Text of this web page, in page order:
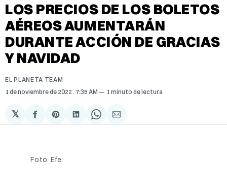
LOS PRECIOS DE LOS BOLETOS
AÉREOS AUMENTARÁN
DURANTE ACCIÓN DE GRACIAS
Y NAVIDAD
EL PLANETA TEAM
1 de noviembre de 2022 . 7:35 AM 1 minuto de lectura
𝕏
Compartir
en
Share
on
Compartir
en
Share
on
Compartir
via
Foto: Efe.